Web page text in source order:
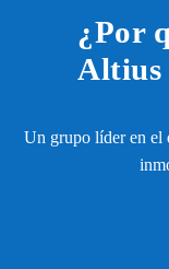
¿Por
Altius
Un grupo líder en el